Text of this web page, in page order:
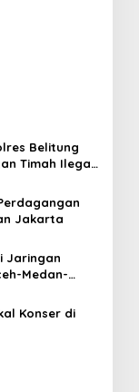
Belitung
Timah Ilegal
Jakarta
Jaringan
Medan-
Konser di